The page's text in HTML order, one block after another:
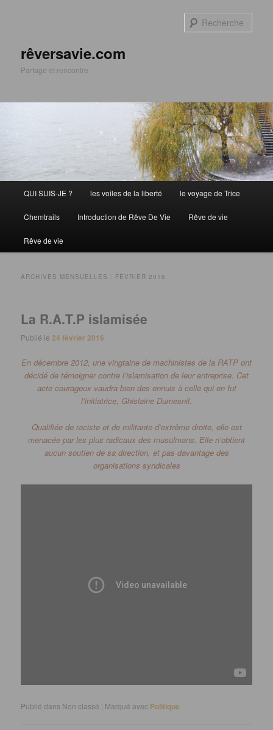
rêversavie.com
Partage et rencontre
principal
QUI SUIS-JE ? les voiles de la liberté le voyage de Trice
Chemtrails Introduction de Rêve De Vie Rêve de vie
Rêve de vie
ARCHIVES MENSUELLES : FÉVRIER 2016
La R.A.T.P islamisée
Publié le24 février 2016
En décembre 2012, une vingtaine de machinistes de la RATP ont
décidé de témoigner contre l’islamisation de leur entreprise. Cet
acte courageux vaudra bien des ennuis à celle qui en fut
l’initiatrice, Ghislaine Dumesnil.
Qualifiée de raciste et de militante d’extrême droite, elle est
menacée par les plus radicaux des musulmans. Elle n’obtient
aucun soutien de sa direction, et pas davantage des
organisations syndicales
Publié dans Non classé | Marqué avec Politique